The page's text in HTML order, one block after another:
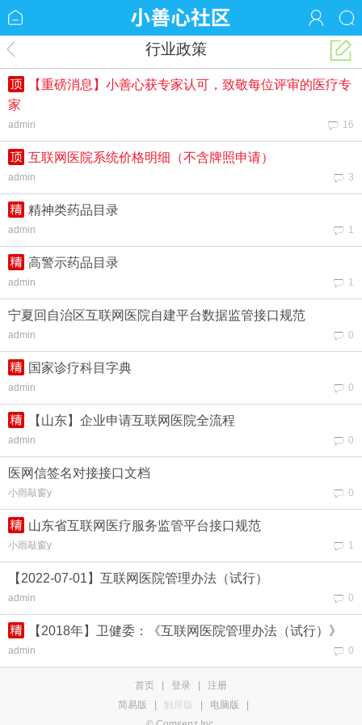
行业政策
16
【重磅消息】小善心获专家认可，致敬每位评审的医疗专
家
admin
3
互联网医院系统价格明细（不含牌照申请）
admin
1
精神类药品目录
admin
1
高警示药品目录
admin
0
宁夏回自治区互联网医院自建平台数据监管接口规范
admin
0
国家诊疗科目字典
admin
0
【山东】企业申请互联网医院全流程
admin
0
医网信签名对接接口文档
小雨敲窗y
1
山东省互联网医疗服务监管平台接口规范
小雨敲窗y
0
【2022-07-01】互联网医院管理办法（试行）
admin
0
【2018年】卫健委：《互联网医院管理办法（试行）》
admin
首页 登录
注册
简易版
触屏版 电脑版